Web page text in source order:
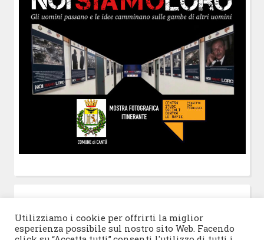
Utilizziamo i cookie per offrirti la miglior
esperienza possibile sul nostro sito Web. Facendo